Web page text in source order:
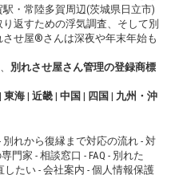
・常陸多賀周辺(茨城県日立市)
返すための浮気調査、そして別
させ屋®さんは深夜や年末年始も
別れさせ屋さん管理の登録商標
東海| 近畿| 中国 | 四国 | 九州・沖
別れから復縁まで対応の流れ - 対
門家 - 相談窓口 - FAQ - 別れた
したい - 会社案内 - 個人情報保護